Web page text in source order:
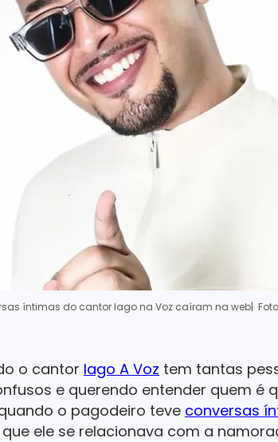
íntimas do cantor Iago na Voz caíram na web|
o cantor Iago A Voz tem tantas
e querendo entender quem é
o pagodeiro teve conversas
ele se relacionava com a